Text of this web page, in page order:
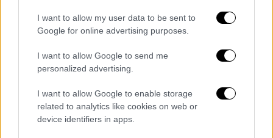
I want to allow my user data to be sent to
Google for online advertising purposes.
I want to allow Google to send me
personalized advertising.
I want to allow Google to enable storage
related to analytics like cookies on web or
device identifiers in apps.
παιδιά το μηχανογραφικό μέχρι περίπου τα
μέσα Ιουλίου και τέλος Ιουλίου, τελευταίες
μέρες του Ιουλίου βγαίνουν πλέον οι βάσεις
και μαθαίνουν κάθε παιδί και με SMS έχει
την δυνατότητα να ενημερωθεί για το πού
επιτέλους μετά από μεγάλη προσπάθεια και
πολλά έτη πετυχαίνει», πρόσθεσε η κ.